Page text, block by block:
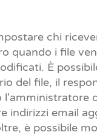
chi
quando i file
È
del file, il
l'amministratore
indirizzi email
è possibile